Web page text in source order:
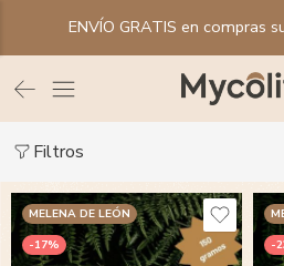
ENVÍO GRATIS en compras
Filtros
MELENA DE LEÓN
-17%
-